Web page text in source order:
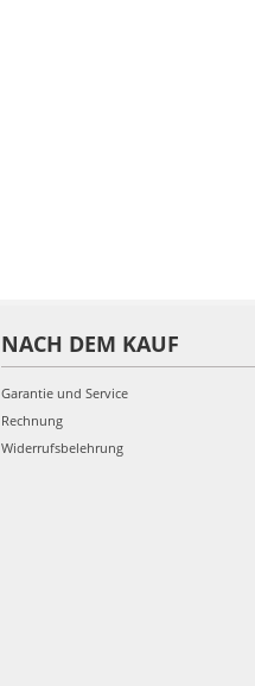
NACH DEM KAUF
Garantie und Service
Rechnung
Widerrufsbelehrung